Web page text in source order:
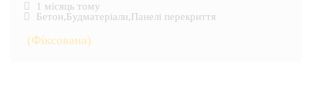
1 місяць тому
Бетон,Будматеріали,Панелі перекриття
(Фіксована)